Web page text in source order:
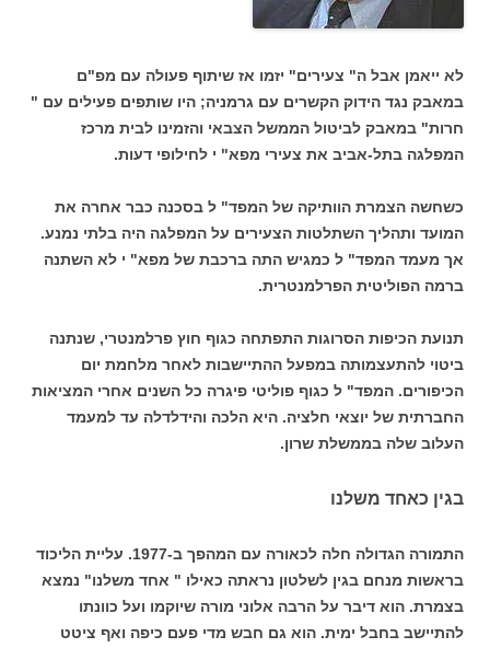
לא ייאמן אבל ה" צעירים" יזמו אז שיתוף פעולה עם מפ"ם
במאבק נגד הידוק הקשרים עם גרמניה; היו שותפים פעילים עם "
חרות" במאבק לביטול הממשל הצבאי והזמינו לבית מרכז
המפלגה בתל-אביב את צעירי מפא" י לחילופי דעות.
כשחשה הצמרת הוותיקה של המפד" ל בסכנה כבר אחרה את
המועד ותהליך השתלטות הצעירים על המפלגה היה בלתי נמנע.
אך מעמד המפד" ל כמגיש התה ברכבת של מפא" י לא השתנה
ברמה הפוליטית הפרלמנטרית.
תנועת הכיפות הסרוגות התפתחה כגוף חוץ פרלמנטרי, שנתנה
ביטוי להתעצמותה במפעל ההתיישבות לאחר מלחמת יום
הכיפורים. המפד" ל כגוף פוליטי פיגרה כל השנים אחרי המציאות
החברתית של יוצאי חלציה. היא הלכה והידלדלה עד למעמד
העלוב שלה בממשלת שרון.
בגין כאחד משלנו
התמורה הגדולה חלה לכאורה עם המהפך ב-1977. עליית הליכוד
בראשות מנחם בגין לשלטון נראתה כאילו " אחד משלנו" נמצא
בצמרת. הוא דיבר על הרבה אלוני מורה שיוקמו ועל כוונתו
להתיישב בחבל ימית. הוא גם חבש מדי פעם כיפה ואף ציטט